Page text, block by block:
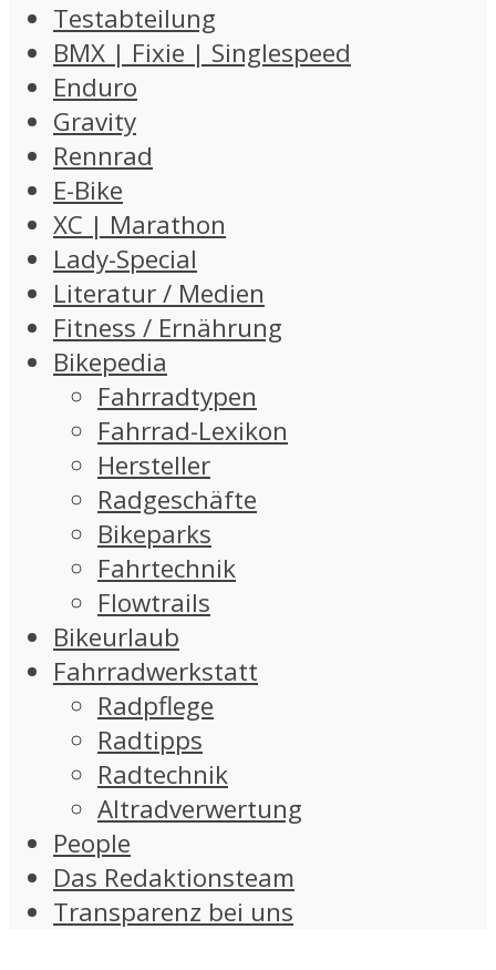
Testabteilung
BMX | Fixie | Singlespeed
Enduro
Gravity
Rennrad
E-Bike
XC | Marathon
Lady-Special
Literatur / Medien
Fitness / Ernährung
Bikepedia
Fahrradtypen
Fahrrad-Lexikon
Hersteller
Radgeschäfte
Bikeparks
Fahrtechnik
Flowtrails
Bikeurlaub
Fahrradwerkstatt
Radpflege
Radtipps
Radtechnik
Altradverwertung
People
Das Redaktionsteam
Transparenz bei uns